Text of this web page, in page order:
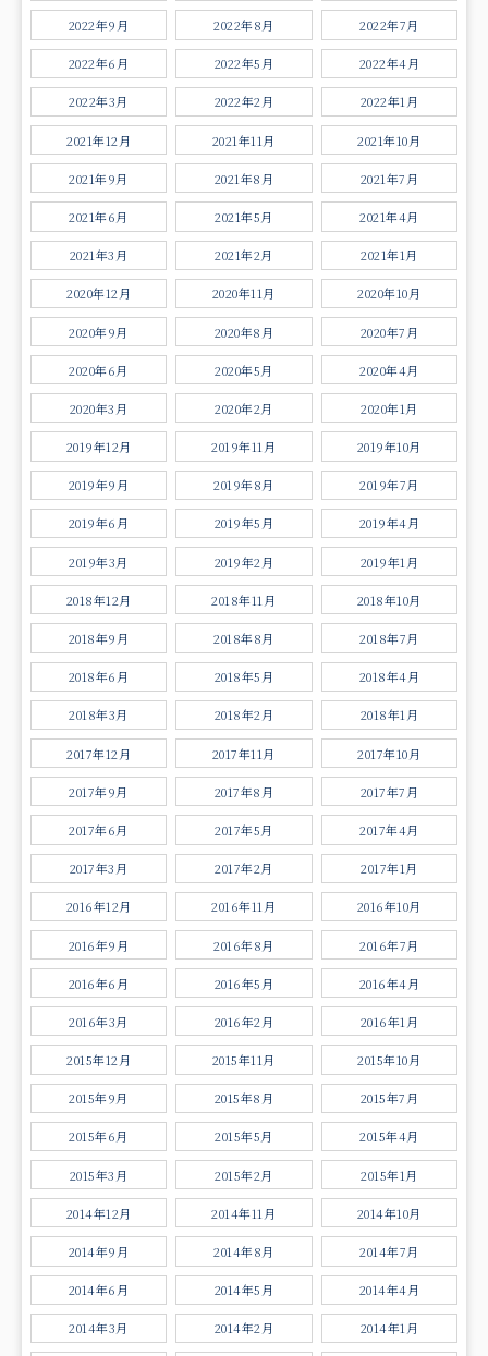
2022年9月 2022年8月 2022年7月
2022年6月 2022年5月 2022年4月
2022年3月 2022年2月 2022年1月
2021年12月 2021年11月 2021年10月
2021年9月 2021年8月 2021年7月
2021年6月 2021年5月 2021年4月
2021年3月 2021年2月 2021年1月
2020年12月 2020年11月 2020年10月
2020年9月 2020年8月 2020年7月
2020年6月 2020年5月 2020年4月
2020年3月 2020年2月 2020年1月
2019年12月 2019年11月 2019年10月
2019年9月 2019年8月 2019年7月
2019年6月 2019年5月 2019年4月
2019年3月 2019年2月 2019年1月
2018年12月 2018年11月 2018年10月
2018年9月 2018年8月 2018年7月
2018年6月 2018年5月 2018年4月
2018年3月 2018年2月 2018年1月
2017年12月 2017年11月 2017年10月
2017年9月 2017年8月 2017年7月
2017年6月 2017年5月 2017年4月
2017年3月 2017年2月 2017年1月
2016年12月 2016年11月 2016年10月
2016年9月 2016年8月 2016年7月
2016年6月 2016年5月 2016年4月
2016年3月 2016年2月 2016年1月
2015年12月 2015年11月 2015年10月
2015年9月 2015年8月 2015年7月
2015年6月 2015年5月 2015年4月
2015年3月 2015年2月 2015年1月
2014年12月 2014年11月 2014年10月
2014年9月 2014年8月 2014年7月
2014年6月 2014年5月 2014年4月
2014年3月 2014年2月 2014年1月